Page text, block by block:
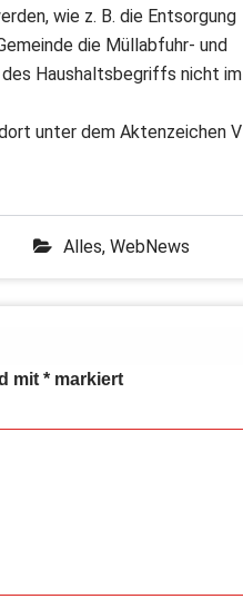
wie z. B. die Entsorgung
die Müllabfuhr- und
Haushaltsbegriffs nicht im
unter dem Aktenzeichen
Alles, WebNews
mit * markiert